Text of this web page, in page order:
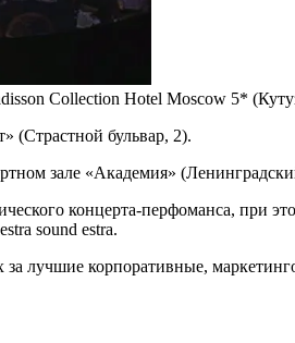
Collection Hotel Moscow 5*
(Страстной бульвар, 2).
зале «Академия»
концерта-перфоманса, при
sound estra.
лучшие корпоративные,